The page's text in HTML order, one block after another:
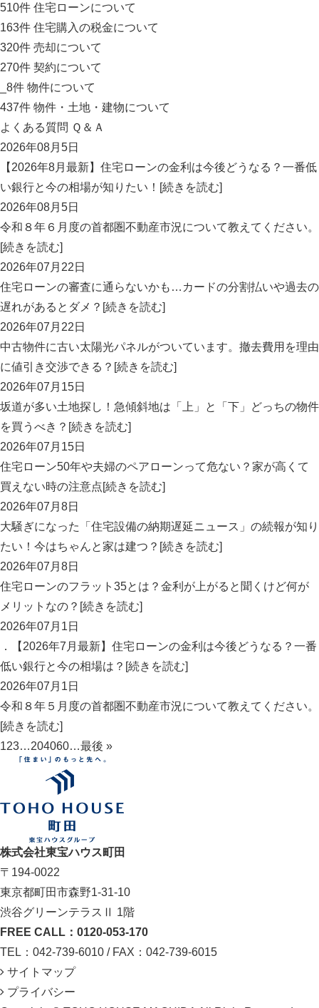
510件 住宅ローンについて
163件 住宅購入の税金について
320件 売却について
270件 契約について
_8件 物件について
437件 物件・土地・建物について
よくある質問 Ｑ＆Ａ
2026年08月5日
【2026年8月最新】住宅ローンの金利は今後どうなる？一番低
い銀行と今の相場が知りたい！[続きを読む]
2026年08月5日
令和８年６月度の首都圏不動産市況について教えてください。
[続きを読む]
2026年07月22日
住宅ローンの審査に通らないかも…カードの分割払いや過去の
遅れがあるとダメ？[続きを読む]
2026年07月22日
中古物件に古い太陽光パネルがついています。撤去費用を理由
に値引き交渉できる？[続きを読む]
2026年07月15日
坂道が多い土地探し！急傾斜地は「上」と「下」どっちの物件
を買うべき？[続きを読む]
2026年07月15日
住宅ローン50年や夫婦のペアローンって危ない？家が高くて
買えない時の注意点[続きを読む]
2026年07月8日
大騒ぎになった「住宅設備の納期遅延ニュース」の続報が知り
たい！今はちゃんと家は建つ？[続きを読む]
2026年07月8日
住宅ローンのフラット35とは？金利が上がると聞くけど何が
メリットなの？[続きを読む]
2026年07月1日
．【2026年7月最新】住宅ローンの金利は今後どうなる？一番
低い銀行と今の相場は？[続きを読む]
2026年07月1日
令和８年５月度の首都圏不動産市況について教えてください。
[続きを読む]
123…204060…最後 »
株式会社東宝ハウス町田
〒194-0022
東京都町田市森野1-31-10
渋谷グリーンテラスⅡ 1階
FREE CALL：0120-053-170
TEL：042-739-6010 / FAX：042-739-6015
サイトマップ
プライバシー